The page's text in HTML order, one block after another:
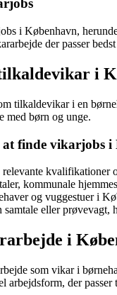
i København,
der passer
i
tilkaldevikar i en
med børn og unge.
finde vikarjobs i
kvalifikationer
kommunale
og vuggestuer i
eller prøvevagt,
i
som vikar i
arbejdsform, der passer